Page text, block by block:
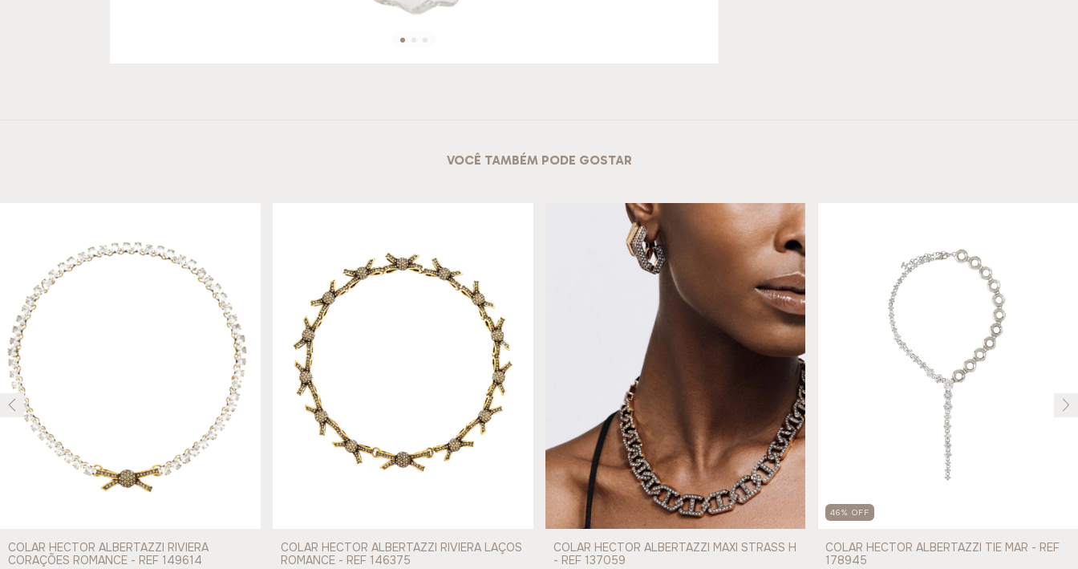
VOCÊ TAMBÉM PODE GOSTAR
COLAR HECTOR ALBERTAZZI RIVIERA
CORAÇÕES ROMANCE - REF 149614
COLAR HECTOR ALBERTAZZI RIVIERA LAÇOS
ROMANCE - REF 146375
COLAR HECTOR ALBERTAZZI MAXI STRASS H
- REF 137059
46%OFF
COLAR HECTOR ALBERTAZZI TIE MAR - REF
178945